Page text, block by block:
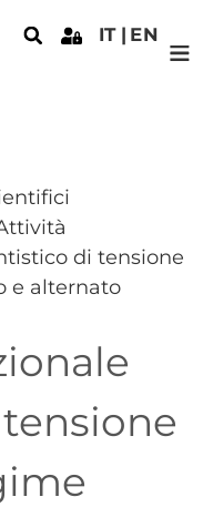
IT EN
di tensione
e alternato